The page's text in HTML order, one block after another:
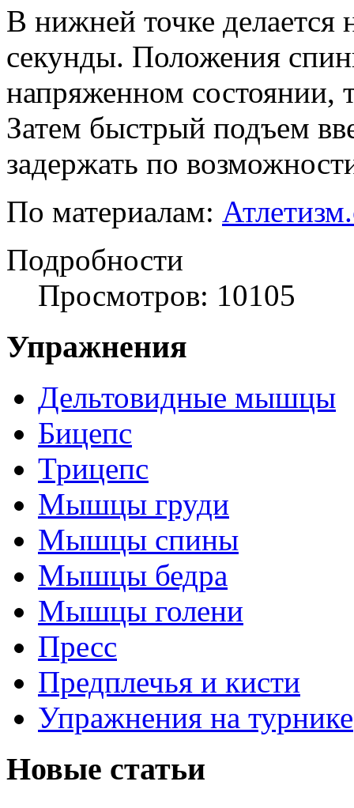
В нижней точке делается
секунды. Положения
напряженном
Затем быстрый подъем
задержать по
По материалам:
Подробности
Просмотров: 10105
Упражнения
Дельтовидные мышцы
Бицепс
Трицепс
Мышцы груди
Мышцы спины
Мышцы бедра
Мышцы голени
Пресс
Предплечья и кисти
Упражнения на турнике
Новые статьи